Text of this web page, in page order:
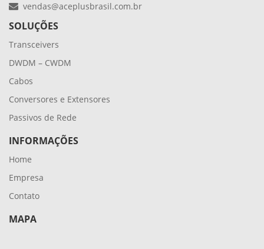
vendas@aceplusbrasil.com.br
SOLUÇÕES
Transceivers
DWDM – CWDM
Cabos
Conversores e Extensores
Passivos de Rede
INFORMAÇÕES
Home
Empresa
Contato
MAPA